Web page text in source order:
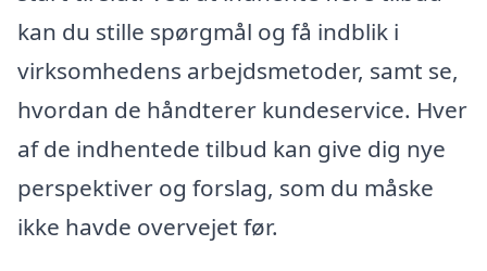
kan du stille spørgmål og få indblik i
virksomhedens arbejdsmetoder, samt se,
hvordan de håndterer kundeservice. Hver
af de indhentede tilbud kan give dig nye
perspektiver og forslag, som du måske
ikke havde overvejet før.